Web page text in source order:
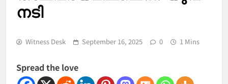
നടി
Witness Desk September 16, 2025 0 1 Mins
Spread the love